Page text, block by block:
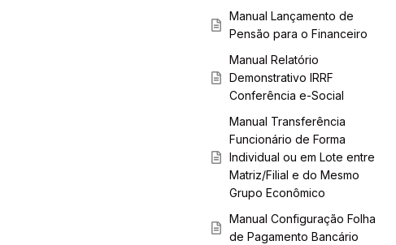
Manual Lançamento de
Pensão para o Financeiro
Manual Relatório
Demonstrativo IRRF
Conferência e-Social
Manual Transferência
Funcionário de Forma
Individual ou em Lote entre
Matriz/Filial e do Mesmo
Grupo Econômico
Manual Configuração Folha
de Pagamento Bancário